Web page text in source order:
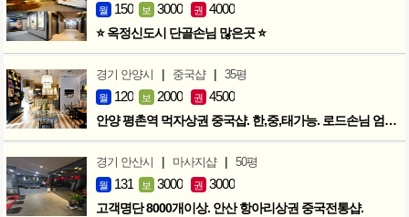
월 150 보 3000 권 4000
⭐ 옥정신도시 단골손님 많은곳 ⭐
경기 안양시 | 중국샵 | 35평
월 120 보 2000 권 4500
안양 평촌역 먹자상권 중국샵. 한,중,태가능. 로드손님 엄청많아요!
경기 안산시 | 마사지샵 | 50평
월 131 보 3000 권 3000
고객명단 8000개이상. 안산 항아리상권 중국전통샵.